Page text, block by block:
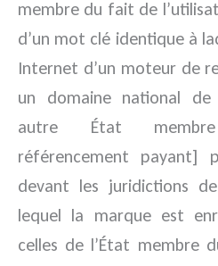
membre du fait de
d’un mot clé identique à
Internet d’un moteur de
un domaine national de
autre État
référencement
devant les juridictions
lequel la marque est
celles de l’État membre